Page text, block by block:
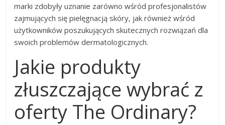
marki zdobyły uznanie zarówno wśród profesjonalistów
zajmujących się pielęgnacją skóry, jak również wśród
użytkowników poszukujących skutecznych rozwiązań dla
swoich problemów dermatologicznych.
Jakie produkty
złuszczające wybrać z
oferty The Ordinary?